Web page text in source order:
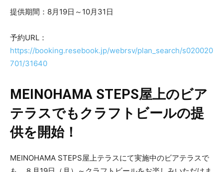
提供期間：8月19日～10月31日
予約URL：
https://booking.resebook.jp/webrsv/plan_search/s020020
701/31640
MEINOHAMA STEPS屋上のビア
テラスでもクラフトビールの提
供を開始！
MEINOHAMA STEPS屋上テラスにて実施中のビアテラスで